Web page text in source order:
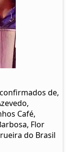
de,
Café,
Flor
do Brasil